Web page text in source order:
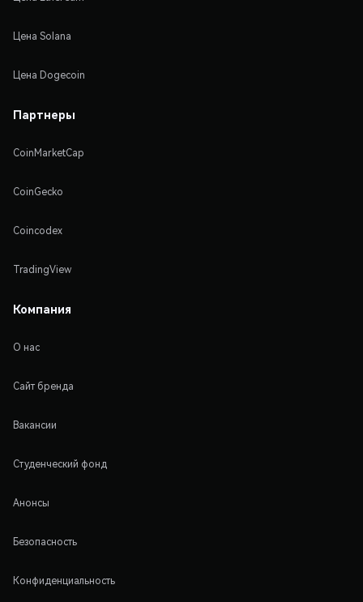
Цена Solana
Цена Dogecoin
Партнеры
CoinMarketCap
CoinGecko
Coincodex
TradingView
Компания
О нас
Сайт бренда
Вакансии
Студенческий фонд
Анонсы
Безопасность
Конфиденциальность